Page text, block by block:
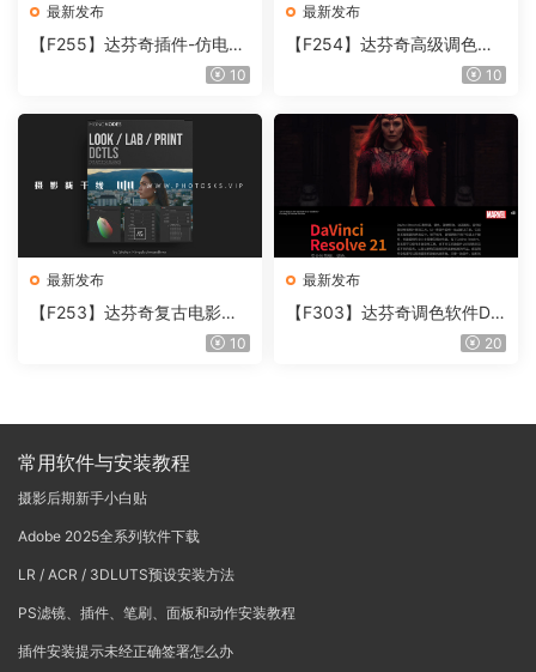
最新发布
【F255】达芬奇插件-仿电影
胶片视频调色插件 ARRI Film
10
最新发布
【F254】达芬奇高级调色插
件 Contour V2.2.2 WinMac10
最新发布
【F253】达芬奇复古电影胶
片质感DCTL节点调色预设 M
10
最新发布
【F303】达芬奇调色软件Da
Vinci Resolve Studio21.0.320
常用软件与安装教程
摄影后期新手小白贴
Adobe 2025全系列软件下载
LR / ACR / 3DLUTS预设安装方法
PS滤镜、插件、笔刷、面板和动作安装教程
插件安装提示未经正确签署怎么办